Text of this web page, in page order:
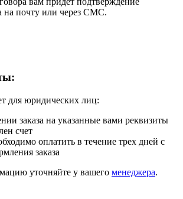
на почту или через СМС.
для юридических лиц:
заказа на указанные вами реквизиты
счет
оплатить в течение трех дней с
заказа
уточняйте у вашего менеджера.